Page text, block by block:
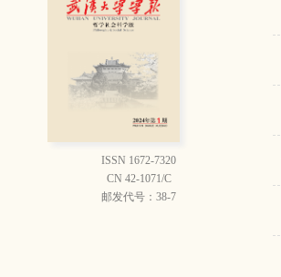
ISSN 1672-7320
CN 42-1071/C
邮发代号：38-7